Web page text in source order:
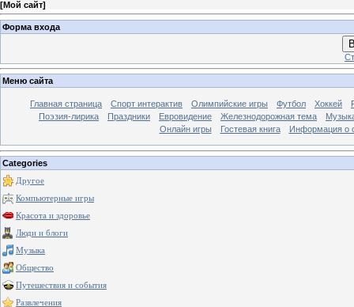
[Мой сайт]
Форма входа
Меню сайта
Главная страница Спорт интерактив Олимпийские игры Футбол Хоккей
Поэзия-лирика
Праздники Евровидение Железнодорожная тема
Онлайн игры
Гостевая книга Информация о
Categories
Другое
Компьютерные игры
Красота и здоровье
Люди и блоги
Музыка
Общество
Путешествия и события
Развлечения